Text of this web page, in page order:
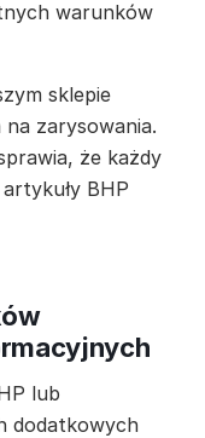
warunków
sklepie
zarysowania.
że każdy
BHP
lub
dodatkowych